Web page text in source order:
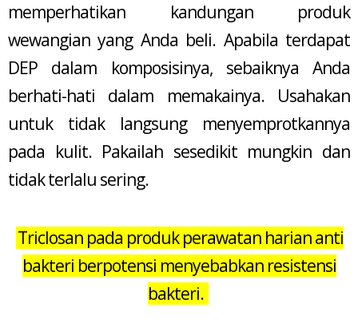
memperhatikan kandungan produk
wewangian yang Anda beli. Apabila terdapat
DEP dalam komposisinya, sebaiknya Anda
berhati-hati dalam memakainya. Usahakan
untuk tidak langsung menyemprotkannya
pada kulit. Pakailah sesedikit mungkin dan
tidak terlalu sering.
Triclosan pada produk perawatan harian anti
bakteri berpotensi menyebabkan resistensi
bakteri.